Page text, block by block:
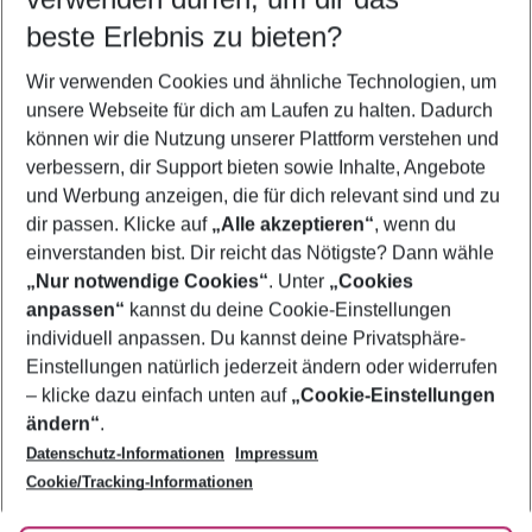
5-8 Nächte
2 Erwachsene Keine Kinder
Mehr Filter anzeigen
Footer
Footer navigation
Über uns
AGB
Bestpreisgarantie
Cookie-Einstellungen ändern
Cookie-Richtlinie
Agenturbetreuung
Barrierefreies Reisen
Folge uns
beste Erlebnis zu bieten?
Wir verwenden Cookies und ähnliche Technologien, um
unsere Webseite für dich am Laufen zu halten. Dadurch
können wir die Nutzung unserer Plattform verstehen und
verbessern, dir Support bieten sowie Inhalte, Angebote
und Werbung anzeigen, die für dich relevant sind und zu
dir passen. Klicke auf „Alle akzeptieren“, wenn du
einverstanden bist. Dir reicht das Nötigste? Dann wähle
„Nur notwendige Cookies“. Unter „Cookies
anpassen“ kannst du deine Cookie-Einstellungen
individuell anpassen. Du kannst deine Privatsphäre-
Einstellungen natürlich jederzeit ändern oder widerrufen
– klicke dazu einfach unten auf „Cookie-Einstellungen
ändern“.
Datenschutz-Informationen
Impressum
Cookie/Tracking-Informationen